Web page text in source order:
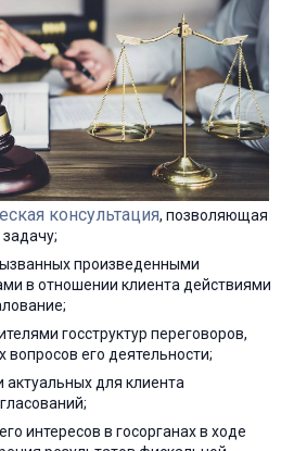
консультация, позволяющая
произведенными
в отношении клиента действиями
госструктур переговоров,
его деятельности;
для клиента
интересов в госорганах в ходе